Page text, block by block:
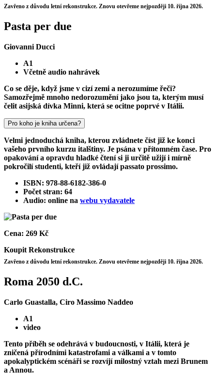
Zavřeno z důvodu letní rekonstrukce. Znovu otevřeme nejpozději 10. října 2026.
Pasta per due
Giovanni Ducci
A1
Včetně audio nahrávek
Co se děje, když jsme v cizí zemi a nerozumíme řeči?
Samozřejmě mnoho nedorozumění jako jsou ta, kterým musí
čelit asijská dívka Minni, která se ocitne poprvé v Itálii.
Pro koho je kniha určena?
Velmi jednoduchá kniha, kterou zvládnete číst již ke konci
vašeho prvního kurzu italštiny. Je psána v přítomném čase. Pro
opakování a opravdu hladké čtení si ji určitě užijí i mírně
pokročilí studenti, kteří již ovládají passato prossimo.
ISBN: 978-88-6182-386-0
Počet stran: 64
Audio: online na webu vydavatele
Cena: 269 Kč
Koupit Rekonstrukce
Zavřeno z důvodu letní rekonstrukce. Znovu otevřeme nejpozději 10. října 2026.
Roma 2050 d.C.
Carlo Guastalla, Ciro Massimo Naddeo
A1
video
Tento příběh se odehrává v budoucnosti, v Itálii, která je
zničená přírodními katastrofami a válkami a v tomto
apokalyptickém scénáři se rozvíjí milostný vztah mezi Brunem
a Annou.